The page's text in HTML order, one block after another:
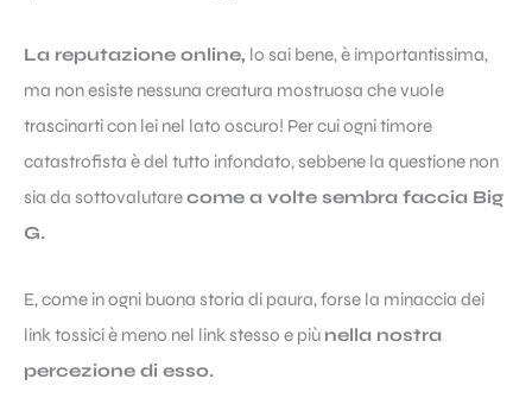
La reputazione online, lo sai bene, è importantissima,
ma non esiste nessuna creatura mostruosa che vuole
trascinarti con lei nel lato oscuro! Per cui ogni timore
catastrofista è del tutto infondato, sebbene la questione non
sia da sottovalutarecome a volte sembra faccia Big
G.
E, come in ogni buona storia di paura, forse la minaccia dei
link tossici è meno nel link stesso e più nella nostra
percezione di esso.